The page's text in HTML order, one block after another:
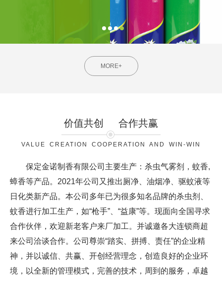
MORE+
价值共创 合作共赢
VALUE CREATION COOPERATION AND WIN-WIN
保定金诺制香有限公司主要生产：杀虫气雾剂，蚊香,
蟑香等产品。2021年公司又推出厕净、油烟净、驱蚊液等
日化类新产品。本公司多年已为很多知名品牌的杀虫剂、
蚊香进行加工生产，如“枪手”、“益康”等。现面向全国寻求
合作伙伴，欢迎新老客户来厂加工。并诚邀各大连锁商超
来公司洽谈合作。公司尊崇“踏实、拼搏、责任”的企业精
神，并以诚信、共赢、开创经营理念，创造良好的企业环
境，以全新的管理模式，完善的技术，周到的服务，卓越